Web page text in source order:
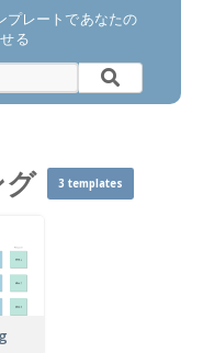
プレートであなたの
る
3 templates